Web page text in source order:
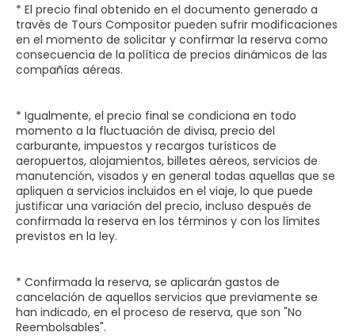
* El precio final obtenido en el documento generado a
través de Tours Compositor pueden sufrir modificaciones
en el momento de solicitar y confirmar la reserva como
consecuencia de la política de precios dinámicos de las
compañías aéreas.
* Igualmente, el precio final se condiciona en todo
momento a la fluctuación de divisa, precio del
carburante, impuestos y recargos turísticos de
aeropuertos, alojamientos, billetes aéreos, servicios de
manutención, visados y en general todas aquellas que se
apliquen a servicios incluidos en el viaje, lo que puede
justificar una variación del precio, incluso después de
confirmada la reserva en los términos y con los límites
previstos en la ley.
* Confirmada la reserva, se aplicarán gastos de
cancelación de aquellos servicios que previamente se
han indicado, en el proceso de reserva, que son "No
Reembolsables".